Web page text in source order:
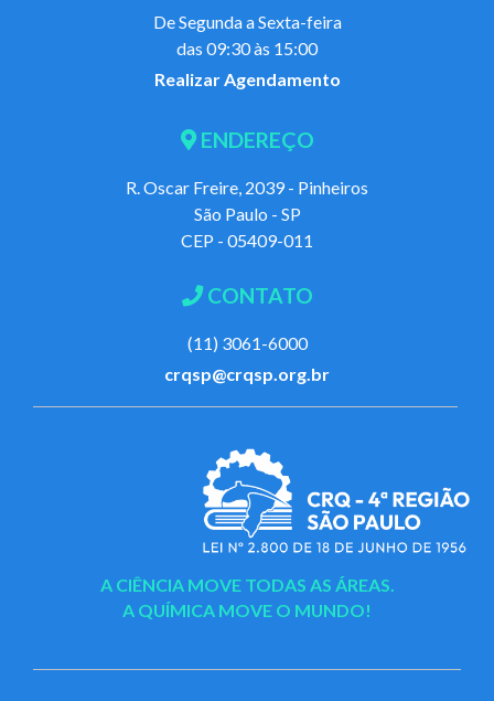
De Segunda a Sexta-feira
das 09:30 às 15:00
Realizar Agendamento
ENDEREÇO
R. Oscar Freire, 2039 - Pinheiros
São Paulo - SP
CEP - 05409-011
CONTATO
(11) 3061-6000
crqsp@crqsp.org.br
A CIÊNCIA MOVE TODAS AS ÁREAS.
A QUÍMICA MOVE O MUNDO!